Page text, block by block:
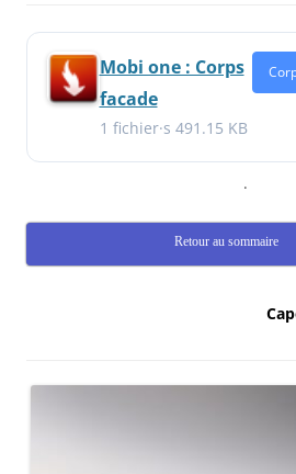
Mobi one : Corps
facade
1 fichier·s 491.15 KB
.
Retour au sommaire